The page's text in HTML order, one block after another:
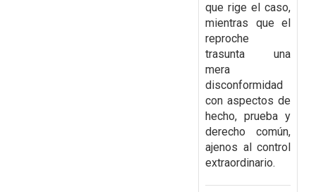
que rige el caso,
mientras que el
reproche
trasunta una
mera
disconformidad
con aspectos de
hecho, prueba y
derecho común,
ajenos al control
extraordinario.